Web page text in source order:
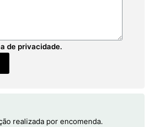
de privacidade.
realizada por encomenda.